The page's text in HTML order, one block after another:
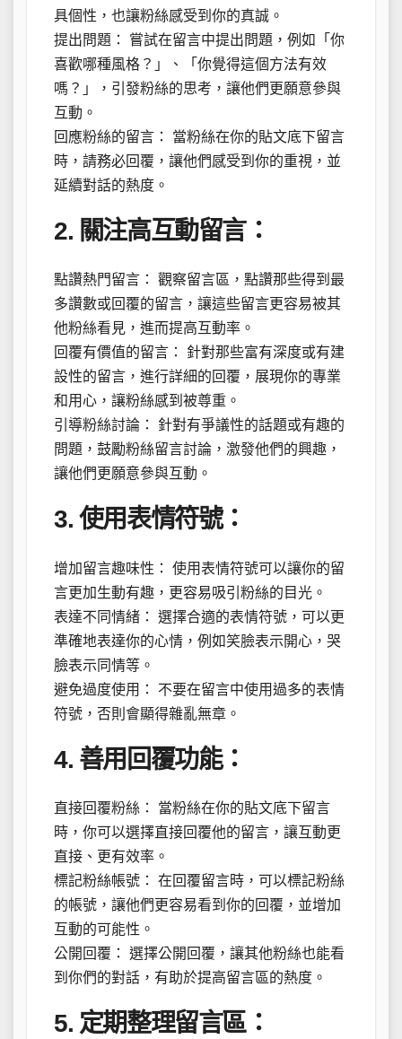
具個性，也讓粉絲感受到你的真誠。
提出問題： 嘗試在留言中提出問題，例如「你
喜歡哪種風格？」、「你覺得這個方法有效
嗎？」，引發粉絲的思考，讓他們更願意參與
互動。
回應粉絲的留言： 當粉絲在你的貼文底下留言
時，請務必回覆，讓他們感受到你的重視，並
延續對話的熱度。
2. 關注高互動留言：
點讚熱門留言： 觀察留言區，點讚那些得到最
多讚數或回覆的留言，讓這些留言更容易被其
他粉絲看見，進而提高互動率。
回覆有價值的留言： 針對那些富有深度或有建
設性的留言，進行詳細的回覆，展現你的專業
和用心，讓粉絲感到被尊重。
引導粉絲討論： 針對有爭議性的話題或有趣的
問題，鼓勵粉絲留言討論，激發他們的興趣，
讓他們更願意參與互動。
3. 使用表情符號：
增加留言趣味性： 使用表情符號可以讓你的留
言更加生動有趣，更容易吸引粉絲的目光。
表達不同情緒： 選擇合適的表情符號，可以更
準確地表達你的心情，例如笑臉表示開心，哭
臉表示同情等。
避免過度使用： 不要在留言中使用過多的表情
符號，否則會顯得雜亂無章。
4. 善用回覆功能：
直接回覆粉絲： 當粉絲在你的貼文底下留言
時，你可以選擇直接回覆他的留言，讓互動更
直接、更有效率。
標記粉絲帳號： 在回覆留言時，可以標記粉絲
的帳號，讓他們更容易看到你的回覆，並增加
互動的可能性。
公開回覆： 選擇公開回覆，讓其他粉絲也能看
到你們的對話，有助於提高留言區的熱度。
5. 定期整理留言區：